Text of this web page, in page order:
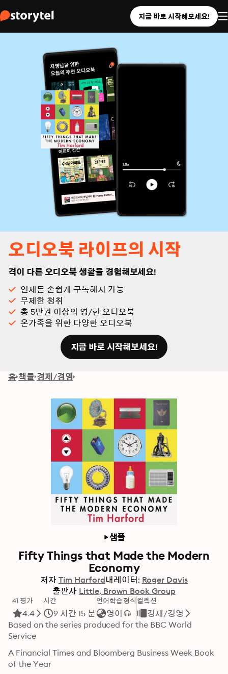
지금 바로 시작해보세요!
오디오북 라이프의 시작
격이 다른 오디오북 생활을 경험해보세요!
언제든 손쉽게 구독해지 가능
무제한 청취
총 5만권 이상의 영/한 오디오북
온가족을 위한 다양한 오디오북
지금 바로 시작해보세요!
홈 책들 경제/경영
샘플
Fifty Things that Made the Modern
Economy
저자 Tim Harford내레이터: Roger Davis
출판사 Little, Brown Book Group
41 평가
4.4
시간
9 시간 15 분
언어학습
영어
형식 컬렉션
경제/경영
Based on the series produced for the BBC World
Service
A Financial Times and Bloomberg Business Week Book
of the Year